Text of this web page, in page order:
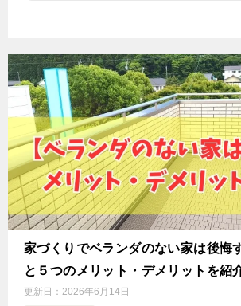
家づくりでベランダのない家は後悔
と５つのメリット・デメリットを紹
更新日： 2026年6月14日